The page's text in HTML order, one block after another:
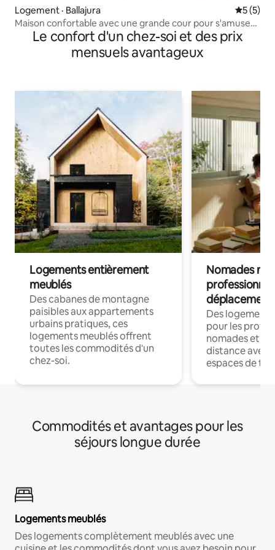
Logement · Ballajura Note
5 (5)
Maison confortable avec une grande cour pour s'amuser
en famille
Le confort d'un chez-soi et des prix
mensuels avantageux
Logements entièrement
meublés
Des cabanes de montagne
paisibles aux appartements
urbains pratiques, ces
logements meublés offrent
toutes les commodités d'un
chez-soi.
Nomades
déplacement
Des
pour les
nomades et
distance avec
espaces de
Commodités et avantages pour les
séjours longue durée
Logements meublés
Des logements complètement meublés avec une